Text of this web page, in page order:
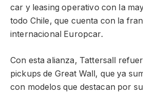
car y leasing operativo con la
todo Chile, que cuenta con la
internacional Europcar.
Con esta alianza, Tattersall
pickups de Great Wall, que ya
con modelos que destacan por